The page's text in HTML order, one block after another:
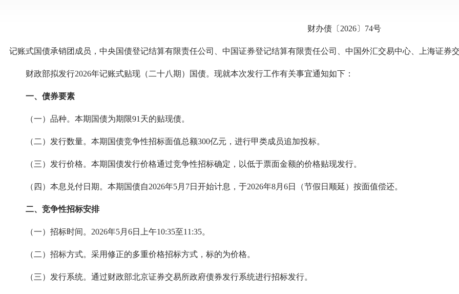
财办债〔2026〕74号
记账式国债承销团成员，中央国债登记结算有限责任公司、中国证券登记结算有限责任公司、中国外汇交易中心、上海证券
财政部拟发行2026年记账式贴现（二十八期）国债。现就本次发行工作有关事宜通知如下：
一、债券要素
（一）品种。本期国债为期限91天的贴现债。
（二）发行数量。本期国债竞争性招标面值总额300亿元，进行甲类成员追加投标。
（三）发行价格。本期国债发行价格通过竞争性招标确定，以低于票面金额的价格贴现发行。
（四）本息兑付日期。本期国债自2026年5月7日开始计息，于2026年8月6日（节假日顺延）按面值偿还。
二、竞争性招标安排
（一）招标时间。2026年5月6日上午10:35至11:35。
（二）招标方式。采用修正的多重价格招标方式，标的为价格。
（三）发行系统。通过财政部北京证券交易所政府债券发行系统进行招标发行。